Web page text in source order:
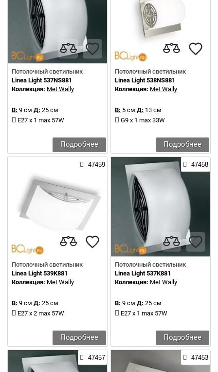
Потолочный светильник
Linea Light 537NS881
Коллекция: Met Wally
В: 9 см Д: 25 см
E27 x 1 max 57W
Подробнее
Потолочный светильник
Linea Light 538NS881
Коллекция: Met Wally
В: 5 см Д: 13 см
G9 x 1 max 33W
Подробнее
47459
Потолочный светильник
Linea Light 539K881
Коллекция: Met Wally
В: 9 см Д: 25 см
E27 x 2 max 57W
Подробнее
47458
Потолочный светильник
Linea Light 537K881
Коллекция: Met Wally
В: 9 см Д: 25 см
E27 x 1 max 57W
Подробнее
47457 47453